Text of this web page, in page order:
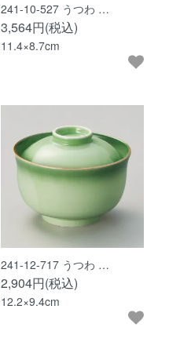
241-10-527 うつわ …
3,564円(税込)
11.4×8.7cm
241-12-717 うつわ …
2,904円(税込)
12.2×9.4cm